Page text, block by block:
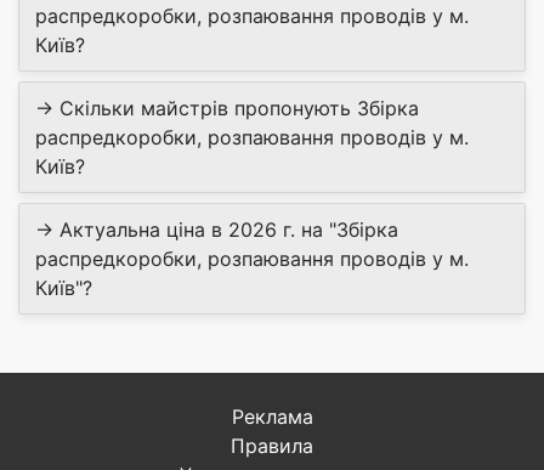
распредкоробки, розпаювання проводів у м.
Київ?
→ Скільки майстрів пропонують Збірка
распредкоробки, розпаювання проводів у м.
Київ?
→ Актуальна ціна в 2026 г. на "Збірка
распредкоробки, розпаювання проводів у м.
Київ"?
Реклама
Правила